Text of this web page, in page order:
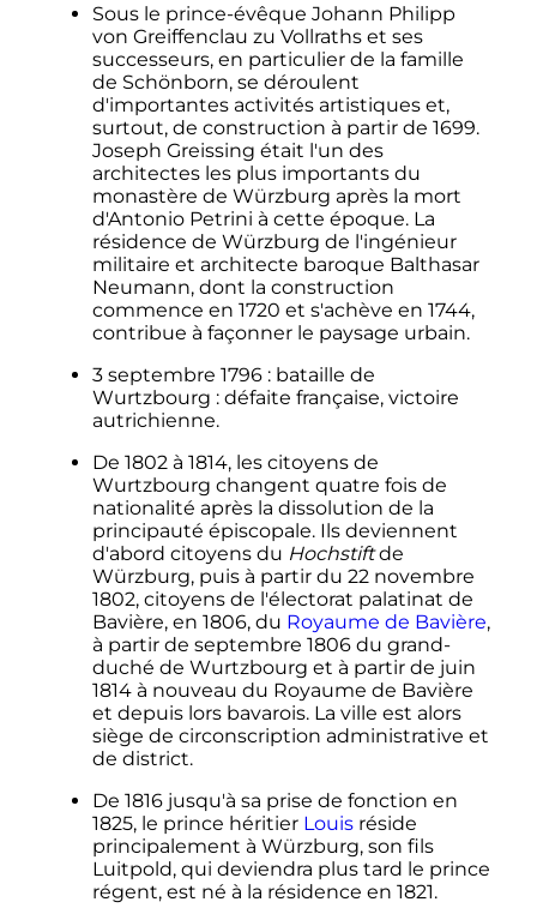
Sous le prince-évêque Johann Philipp
von Greiffenclau zu Vollraths et ses
successeurs, en particulier de la famille
de Schönborn, se déroulent
d'importantes activités artistiques et,
surtout, de construction à partir de 1699.
Joseph Greissing était l'un des
architectes les plus importants du
monastère de Würzburg après la mort
d'Antonio Petrini à cette époque. La
résidence de Würzburg de l'ingénieur
militaire et architecte baroque Balthasar
Neumann, dont la construction
commence en 1720 et s'achève en 1744,
contribue à façonner le paysage urbain.
3 septembre 1796 : bataille de
Wurtzbourg : défaite française, victoire
autrichienne.
De 1802 à 1814, les citoyens de
Wurtzbourg changent quatre fois de
nationalité après la dissolution de la
principauté épiscopale. Ils deviennent
d'abord citoyens du Hochstiftde
Würzburg, puis à partir du 22 novembre
1802, citoyens de l'électorat palatinat de
Bavière, en 1806, du Royaume de Bavière,
à partir de septembre 1806 du grand-
duché de Wurtzbourg et à partir de juin
1814 à nouveau du Royaume de Bavière
et depuis lors bavarois. La ville est alors
siège de circonscription administrative et
de district.
De 1816 jusqu'à sa prise de fonction en
1825, le prince héritier Louisréside
principalement à Würzburg, son fils
Luitpold, qui deviendra plus tard le prince
régent, est né à la résidence en 1821.